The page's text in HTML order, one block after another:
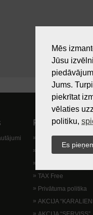
Pircējam
Preču
Dāvanu kartes
TAX Free
Privātuma politika
AKCIJA
Mēs
Jūsu
Jums.
piekrītat
vēlaties
politiku,